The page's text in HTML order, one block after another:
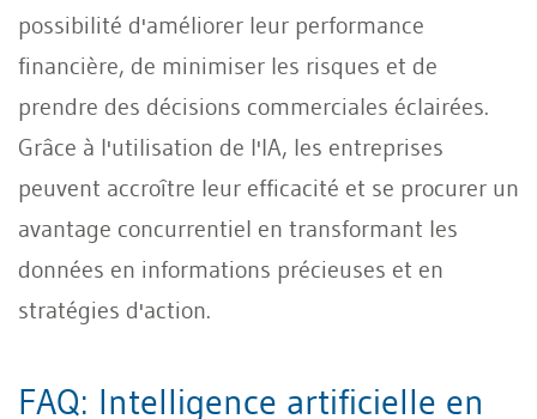
possibilité d'améliorer leur performance
financière, de minimiser les risques et de
prendre des décisions commerciales éclairées.
Grâce à l'utilisation de l'IA, les entreprises
peuvent accroître leur efficacité et se procurer un
avantage concurrentiel en transformant les
données en informations précieuses et en
stratégies d'action.
FAQ: Intelligence artificielle en